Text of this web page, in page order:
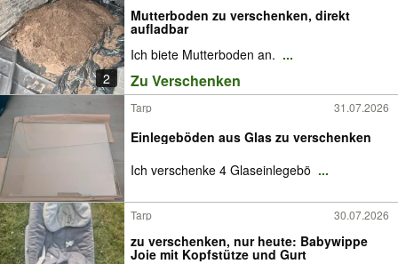
2
Mutterboden zu verschenken, direkt
aufladbar
Ich biete Mutterboden an. ...
Zu Verschenken
Tarp 31.07.2026
Einlegeböden aus Glas zu verschenken
Ich verschenke 4 Glaseinlegebö ...
Tarp 30.07.2026
zu verschenken, nur heute: Babywippe
Joie mit Kopfstütze und Gurt